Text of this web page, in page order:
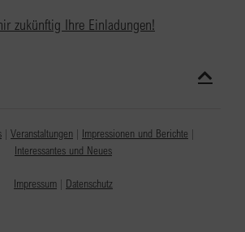
zukünftig Ihre Einladungen!
| Veranstaltungen | Impressionen und Berichte |
Interessantes und Neues
Impressum | Datenschutz